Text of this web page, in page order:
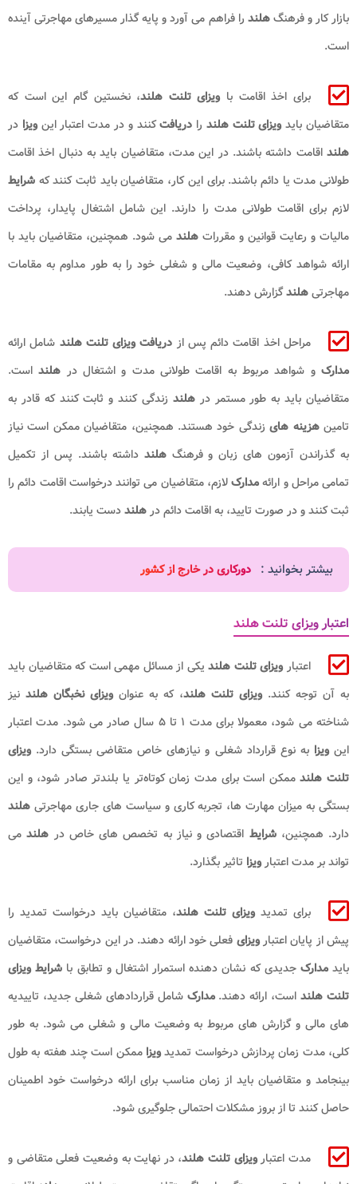
بازار کار و فرهنگهلند را فراهم می‌ آورد و پایه گذار مسیرهای مهاجرتی آینده
است.
برای اخذ اقامت با ویزای تلنت هلند، نخستین گام این است که
متقاضیان بایدویزای تلنت هلند را دریافتکنند و در مدت اعتبار اینویزا در
هلنداقامت داشته باشند. در این مدت، متقاضیان باید به دنبال اخذ اقامت
طولانی‌ مدت یا دائم باشند. برای این کار، متقاضیان باید ثابت کنند که شرایط
لازم برای اقامت طولانی ‌مدت را دارند. این شامل اشتغال پایدار، پرداخت
مالیات و رعایت قوانین و مقررات هلند می‌ شود. همچنین، متقاضیان باید با
ارائه شواهد کافی، وضعیت مالی و شغلی خود را به طور مداوم به مقامات
مهاجرتیهلندگزارش دهند.
مراحل اخذ اقامت دائم پس از دریافت ویزای تلنت هلند شامل ارائه
مدارکو شواهد مربوط به اقامت طولانی‌ مدت و اشتغال در هلند است.
متقاضیان باید به طور مستمر درهلند زندگی کنند و ثابت کنند که قادر به
تامینهزینه ‌هایزندگی خود هستند. همچنین، متقاضیان ممکن است نیاز
به گذراندن آزمون‌ های زبان و فرهنگهلندداشته باشند. پس از تکمیل
تمامی مراحل و ارائهمدارکلازم، متقاضیان می ‌توانند درخواست اقامت دائم را
ثبت کنند و در صورت تایید، به اقامت دائم درهلنددست یابند.
بیشتر بخوانید : دورکاری در خارج از کشور
اعتبار ویزای تلنت هلند
اعتبار ویزای تلنت هلندیکی از مسائل مهمی است که متقاضیان باید
به آن توجه کنند. ویزای تلنت هلند، که به عنوان ویزای نخبگان هلند نیز
شناخته می‌ شود، معمولا برای مدت ۱ تا ۵ سال صادر می ‌شود. مدت اعتبار
اینویزابه نوع قرارداد شغلی و نیازهای خاص متقاضی بستگی دارد. ویزای
تلنت هلندممکن است برای مدت زمان کوتاه‌تر یا بلندتر صادر شود، و این
بستگی به میزان مهارت ‌ها، تجربه کاری و سیاست ‌های جاری مهاجرتی هلند
دارد. همچنین،شرایط اقتصادی و نیاز به تخصص ‌های خاص در هلند می‌
تواند بر مدت اعتبارویزا تاثیر بگذارد.
برای تمدید ویزای تلنت هلند، متقاضیان باید درخواست تمدید را
پیش از پایان اعتبارویزای فعلی خود ارائه دهند. در این درخواست، متقاضیان
بایدمدارکجدیدی که نشان ‌دهنده استمرار اشتغال و تطابق با شرایط ویزای
تلنت هلنداست، ارائه دهند.مدارکشامل قراردادهای شغلی جدید، تاییدیه‌
های مالی و گزارش‌ های مربوط به وضعیت مالی و شغلی می ‌شود. به طور
کلی، مدت زمان پردازش درخواست تمدیدویزاممکن است چند هفته به طول
بینجامد و متقاضیان باید از زمان مناسب برای ارائه درخواست خود اطمینان
حاصل کنند تا از بروز مشکلات احتمالی جلوگیری شود.
مدت اعتبارویزای تلنت هلند، در نهایت به وضعیت فعلی متقاضی و